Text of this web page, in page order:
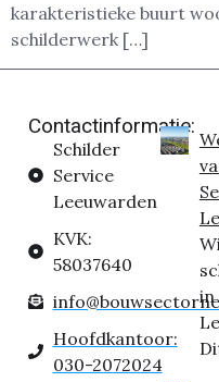
karakteristieke buurt
schilderwerk […]
Contactinformatie:
Schilder
Service
Leeuwarden
KVK:
58037640
Hoofdkantoor:
030-2072024
in